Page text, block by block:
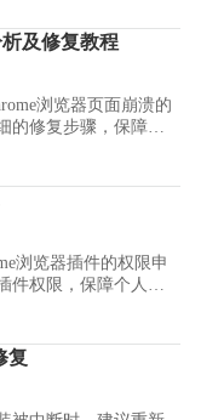
及修复教程
浏览器页面崩溃的
的修复步骤，保障用
浏览器插件的权限申
件权限，保障个人隐
复